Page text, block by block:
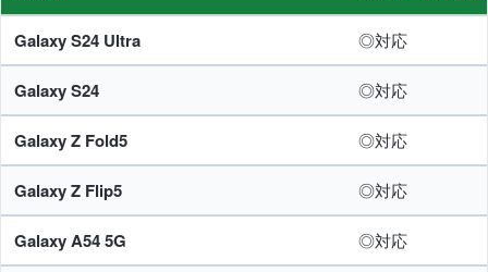
Galaxy S24 Ultra ◎対応
Galaxy S24 ◎対応
Galaxy Z Fold5 ◎対応
Galaxy Z Flip5 ◎対応
Galaxy A54 5G ◎対応